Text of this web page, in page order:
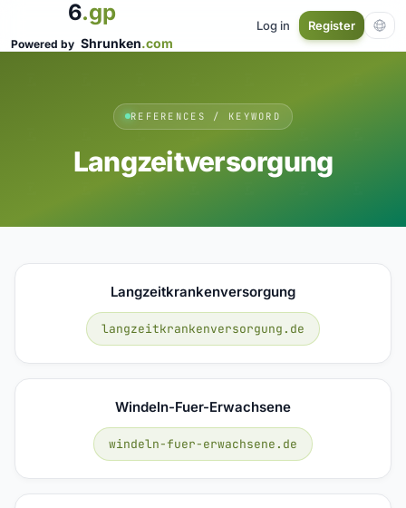
6.gp
Powered by Shrunken.com
Log in Register
REFERENCES / KEYWORD
Langzeitversorgung
Langzeitkrankenversorgung
langzeitkrankenversorgung.de
Windeln-Fuer-Erwachsene
windeln-fuer-erwachsene.de